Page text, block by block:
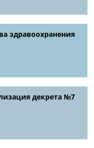
здравоохранения
декрета №7